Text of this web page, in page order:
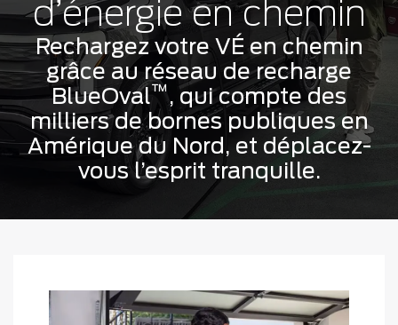
d’énergie en chemin
Rechargez votre VÉ en chemin
grâce au réseau de recharge
BlueOval™, qui compte des
milliers de bornes publiques en
Amérique du Nord, et déplacez-
vous l’esprit tranquille.